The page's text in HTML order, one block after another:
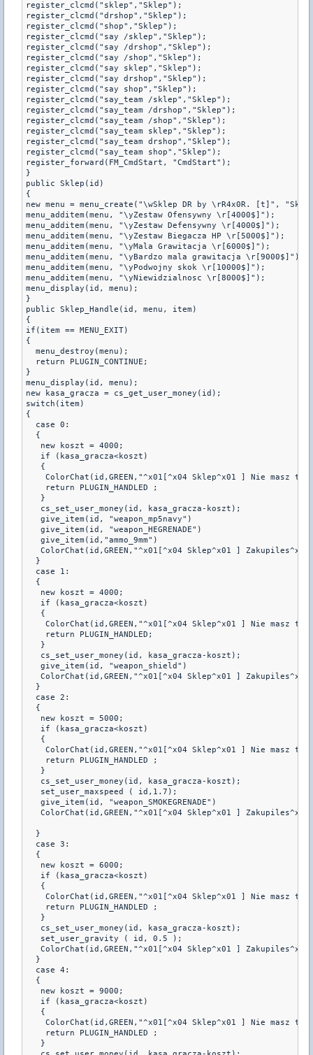
register_clcmd("sklep","Sklep");
register_clcmd("drshop","Sklep");
register_clcmd("shop","Sklep");
register_clcmd("say /sklep","Sklep");
register_clcmd("say /drshop","Sklep");
register_clcmd("say /shop","Sklep");
register_clcmd("say sklep","Sklep");
register_clcmd("say drshop","Sklep");
register_clcmd("say shop","Sklep");
register_clcmd("say_team /sklep","Sklep");
register_clcmd("say_team /drshop","Sklep");
register_clcmd("say_team /shop","Sklep");
register_clcmd("say_team sklep","Sklep");
register_clcmd("say_team drshop","Sklep");
register_clcmd("say_team shop","Sklep");
register_forward(FM_CmdStart, "CmdStart");
}
public Sklep(id)
{
new menu = menu_create("\wSklep DR by \rR4x0R. [t]",
menu_additem(menu, "\yZestaw Ofensywny \r[4000$]");
menu_additem(menu, "\yZestaw Defensywny \r[4000$]");
menu_additem(menu, "\yZestaw Biegacza HP \r[5000$]");
menu_additem(menu, "\yMala Grawitacja \r[6000$]");
menu_additem(menu, "\yBardzo mala grawitacja \r[9000$]");
menu_additem(menu, "\yPodwojny skok \r[10000$]");
menu_additem(menu, "\yNiewidzialnosc \r[8000$]");
menu_display(id, menu);
}
public Sklep_Handle(id, menu, item)
{
if(item == MENU_EXIT)
{
  menu_destroy(menu);
  return PLUGIN_CONTINUE;
}
menu_display(id, menu);
new kasa_gracza = cs_get_user_money(id);
switch(item)
{
  case 0:
  {
   new koszt = 4000;
   if (kasa_gracza<koszt)
   {
ColorChat(id,GREEN,"^x01[^x04 Sklep^x01 ] Nie masz
    return PLUGIN_HANDLED ;
   }
   cs_set_user_money(id, kasa_gracza-koszt);
   give_item(id, "weapon_mp5navy")
   give_item(id, "weapon_HEGRENADE")
   give_item(id,"ammo_9mm")
ColorChat(id,GREEN,"^x01[^x04 Sklep^x01 ] Zakupiles^x3
  }
  case 1:
  {
   new koszt = 4000;
   if (kasa_gracza<koszt)
   {
ColorChat(id,GREEN,"^x01[^x04 Sklep^x01 ] Nie masz
    return PLUGIN_HANDLED;
   }
   cs_set_user_money(id, kasa_gracza-koszt);
   give_item(id, "weapon_shield")
ColorChat(id,GREEN,"^x01[^x04 Sklep^x01 ] Zakupiles^x3
  }
  case 2:
  {
   new koszt = 5000;
   if (kasa_gracza<koszt)
   {
ColorChat(id,GREEN,"^x01[^x04 Sklep^x01 ] Nie masz
    return PLUGIN_HANDLED ;
   }
   cs_set_user_money(id, kasa_gracza-koszt);
   set_user_maxspeed ( id,1.7);
   give_item(id, "weapon_SMOKEGRENADE")
ColorChat(id,GREEN,"^x01[^x04 Sklep^x01 ] Zakupiles^x3
  }
  case 3:
  {
   new koszt = 6000;
   if (kasa_gracza<koszt)
   {
ColorChat(id,GREEN,"^x01[^x04 Sklep^x01 ] Nie masz
    return PLUGIN_HANDLED ;
   }
   cs_set_user_money(id, kasa_gracza-koszt);
   set_user_gravity ( id, 0.5 );
ColorChat(id,GREEN,"^x01[^x04 Sklep^x01 ] Zakupiles^x3
  }
  case 4:
  {
   new koszt = 9000;
   if (kasa_gracza<koszt)
   {
ColorChat(id,GREEN,"^x01[^x04 Sklep^x01 ] Nie masz
    return PLUGIN_HANDLED ;
   }